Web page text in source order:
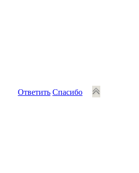
Ответить Спасибо